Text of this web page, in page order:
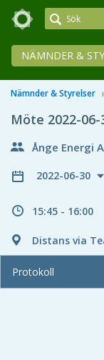
Meetings+
NÄMNDER &
Nämnder & Styrelser
Möte 2022-06-
Ånge Energi
2022-06-30
15:45 - 16:00
Distans via
Protokoll